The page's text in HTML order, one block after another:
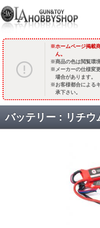
ホームページ掲載
ん。
商品の色は閲覧環
メーカーの仕様変
場合があります。
お客様都合による
承下さい。